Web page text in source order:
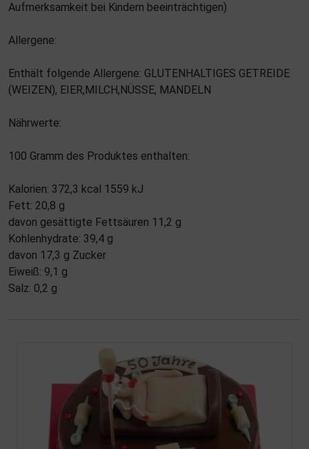
Aufmerksamkeit bei Kindern beeinträchtigen)
Allergene:
Enthält folgende Allergene: GLUTENHALTIGES GETREIDE
(WEIZEN), EIER,MILCH,NÜSSE, MANDELN
Nährwerte:
100 Gramm des Produktes enthalten:
Kalorien: 372,3 kcal 1559 kJ
Fett: 20,8 g
davon gesättigte Fettsäuren 11,2 g
Kohlenhydrate: 39,4 g
davon 17,3 g Zucker
Eiweiß: 9,1 g
Salz: 0,2 g